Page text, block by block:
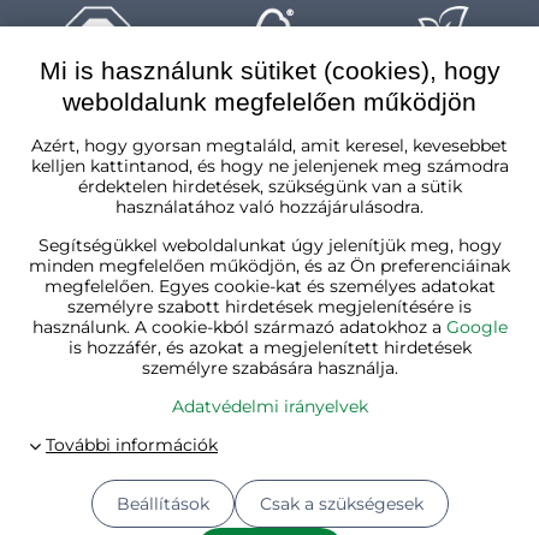
© 2026 Jurhan.hu 💚 | Minden jog fenntartva
Mi is használunk sütiket (cookies), hogy
weboldalunk megfelelően működjön
Azért, hogy gyorsan megtaláld, amit keresel, kevesebbet
kelljen kattintanod, és hogy ne jelenjenek meg számodra
érdektelen hirdetések, szükségünk van a sütik
használatához való hozzájárulásodra.
Segítségükkel weboldalunkat úgy jelenítjük meg, hogy
minden megfelelően működjön, és az Ön preferenciáinak
megfelelően. Egyes cookie-kat és személyes adatokat
személyre szabott hirdetések megjelenítésére is
használunk. A cookie-kból származó adatokhoz a Google
is hozzáfér, és azokat a megjelenített hirdetések
személyre szabására használja.
Adatvédelmi irányelvek
Beállítások Csak a szükségesek